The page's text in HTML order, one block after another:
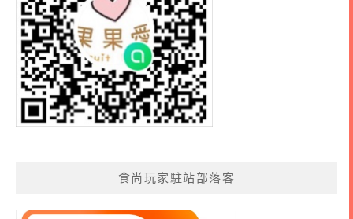
食尚玩家駐站部落客